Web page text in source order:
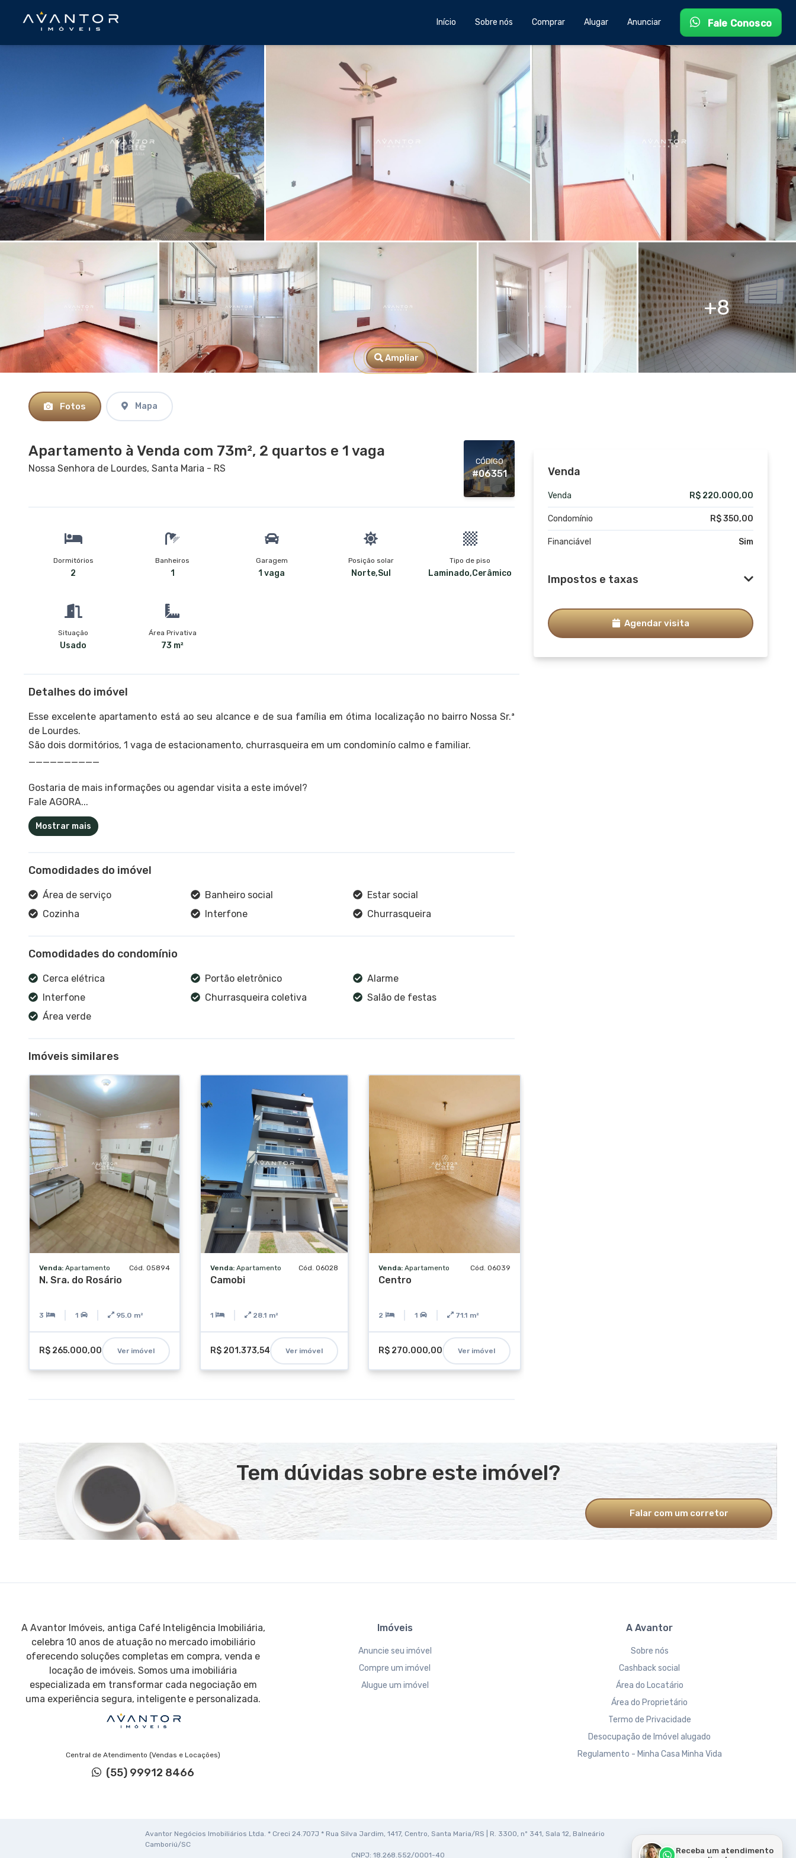
Início Sobre nós Comprar Alugar Anunciar Fale Conosco
8
Ampliar
Fotos Mapa
Apartamento à Venda com 73m², 2 quartos e 1 vaga
Nossa Senhora de Lourdes, Santa Maria - RS
CÓDIGO
#06351
Dormitórios
2
Banheiros
1
Garagem
1 vaga
Posição solar
Norte,Sul
Tipo de piso
Laminado,Cerâmico
Situação
Usado
Área Privativa
73 m²
Detalhes do imóvel
Esse excelente apartamento está ao seu alcance e de sua família em ótima localização no bairro Nossa Sr.ª
de Lourdes.
São dois dormitórios, 1 vaga de estacionamento, churrasqueira em um condominío calmo e familiar.
__________
Gostaria de mais informações ou agendar visita a este imóvel?
Fale AGORA...
Mostrar mais
Comodidades do imóvel
Área de serviço Banheiro social
Estar social
Cozinha
Interfone Churrasqueira
Comodidades do condomínio
Cerca elétrica Portão eletrônico
Alarme
Interfone
Churrasqueira coletiva
Salão de festas
Área verde
Imóveis similares
Venda: Apartamento Cód. 05894
N. Sra. do Rosário
3 1 95.0 m²
R$ 265.000,00 Ver imóvel
Venda: Apartamento Cód. 06028
Camobi
1 28.1 m²
R$ 201.373,54 Ver imóvel
Venda:Apartamento Cód. 06039
Centro
2 1 71.1 m²
R$ 270.000,00 Ver imóvel
Venda
Venda R$ 220.000,00
Condomínio R$ 350,00
Financiável Sim
Impostos e taxas
Agendar visita
Tem dúvidas sobre este imóvel?
Falar com um corretor
A Avantor Imóveis, antiga Café Inteligência Imobiliária,
celebra 10 anos de atuação no mercado imobiliário
oferecendo soluções completas em compra, venda e
locação de imóveis. Somos uma imobiliária
especializada em transformar cada negociação em
uma experiência segura, inteligente e personalizada.
Central de Atendimento (Vendas e Locações)
(55) 99912 8466
Imóveis
Anuncie seu imóvel
Compre um imóvel
Alugue um imóvel
A Avantor
Sobre nós
Cashback social
Área do Locatário
Área do Proprietário
Termo de Privacidade
Desocupação de Imóvel alugado
Regulamento - Minha Casa Minha Vida
Avantor Negócios Imobiliários Ltda. * Creci 24.707J * Rua Silva Jardim, 1417, Centro, Santa Maria/RS | R. 3300, nº 341, Sala 12, Balneário
Camboriú/SC
CNPJ: 18.268.552/0001-40
Receba um atendimento